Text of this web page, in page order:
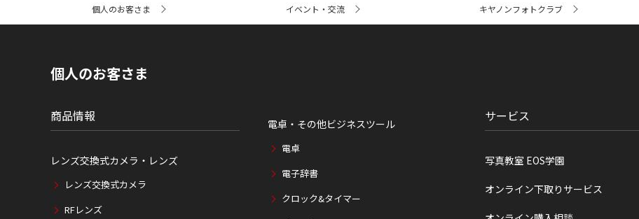
ト
個人のお客さま イベント・交流 キヤノンフォトクラブ
個人のお客さま
商品情報
レンズ交換式カメラ・レンズ
レンズ交換式カメラ
RFレンズ
電卓・その他ビジネスツール
電卓
電子辞書
クロック&タイマー
サービス
写真教室 EOS学園
オンライン下取りサービス